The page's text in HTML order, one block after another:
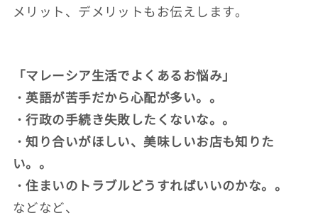
メリット、デメリットもお伝えします。
「マレーシア生活でよくあるお悩み」
・英語が苦手だから心配が多い。。
・行政の手続き失敗したくないな。。
・知り合いがほしい、美味しいお店も知りた
い。。
・住まいのトラブルどうすればいいのかな。。
などなど、